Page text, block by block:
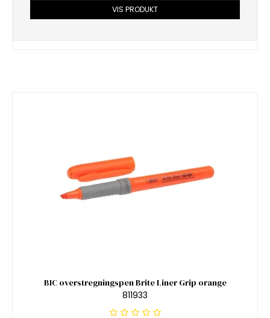
VIS PRODUKT
BIC overstregningspen Brite Liner Grip orange
811933